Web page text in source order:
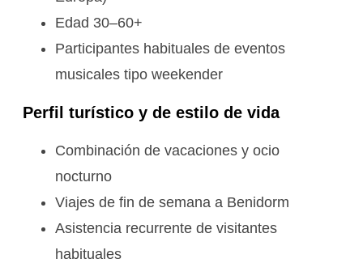
Edad 30–60+
Participantes habituales de eventos
musicales tipo weekender
Perfil turístico y de estilo de vida
Combinación de vacaciones y ocio
nocturno
Viajes de fin de semana a Benidorm
Asistencia recurrente de visitantes
habituales